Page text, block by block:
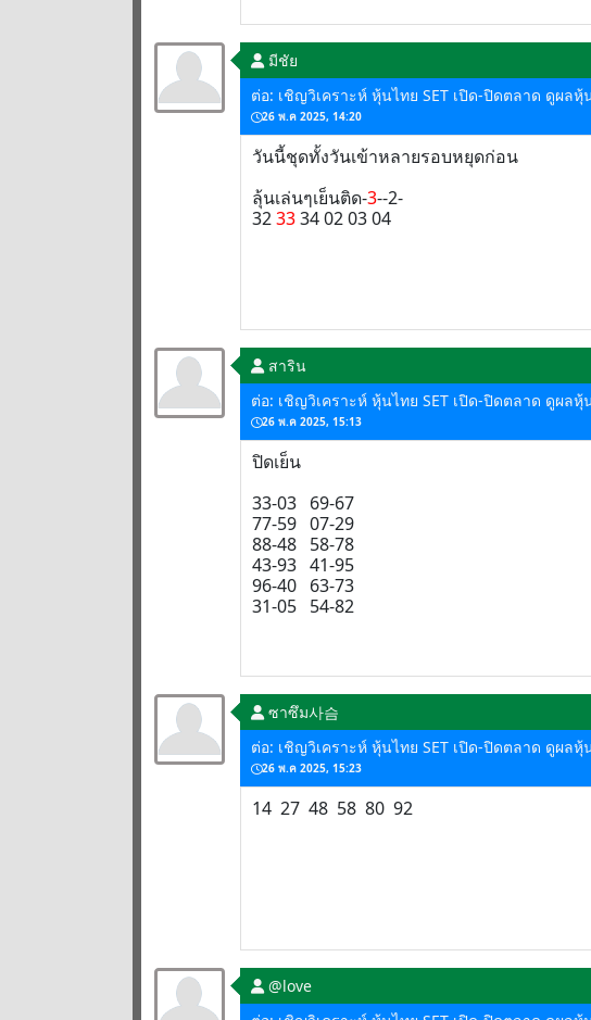
มีชัย
ต่อ: เชิญวิเคราะห์ หุ้นไทย SET เปิด-ปิดตลาด ดูผล
26 พ.ค 2025, 14:20
วันนี้ชุดทั้งวันเข้าหลายรอบหยุดก่อน
ลุ้นเล่นๆเย็นติด-3--2-
323334 02 03 04
สาริน
ต่อ: เชิญวิเคราะห์ หุ้นไทย SET เปิด-ปิดตลาด ดูผล
26 พ.ค 2025, 15:13
ปิดเย็น
33-03 69-67
77-59 07-29
88-48 58-78
43-93 41-95
96-40 63-73
31-05 54-82
ซาซึม사슴
ต่อ: เชิญวิเคราะห์ หุ้นไทย SET เปิด-ปิดตลาด ดูผล
26 พ.ค 2025, 15:23
14 27 48 58 80 92
@love